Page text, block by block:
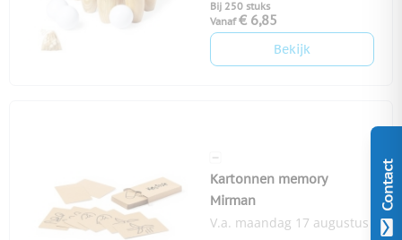
Contact
Bij 250 stuks
Vanaf € 6,85
Bekijk
Kartonnen memory
Mirman
V.a. maandag 17 augustus